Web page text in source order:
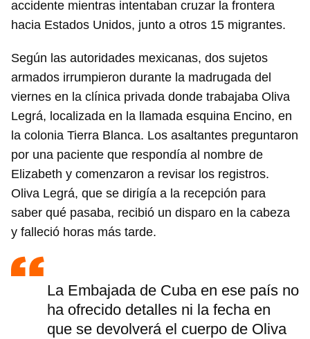
accidente mientras intentaban cruzar la frontera
hacia Estados Unidos, junto a otros 15 migrantes.
Según las autoridades mexicanas, dos sujetos
armados irrumpieron durante la madrugada del
viernes en la clínica privada donde trabajaba Oliva
Legrá, localizada en la llamada esquina Encino, en
la colonia Tierra Blanca. Los asaltantes preguntaron
por una paciente que respondía al nombre de
Elizabeth y comenzaron a revisar los registros.
Oliva Legrá, que se dirigía a la recepción para
saber qué pasaba, recibió un disparo en la cabeza
y falleció horas más tarde.
La Embajada de Cuba en ese país no
ha ofrecido detalles ni la fecha en
que se devolverá el cuerpo de Oliva